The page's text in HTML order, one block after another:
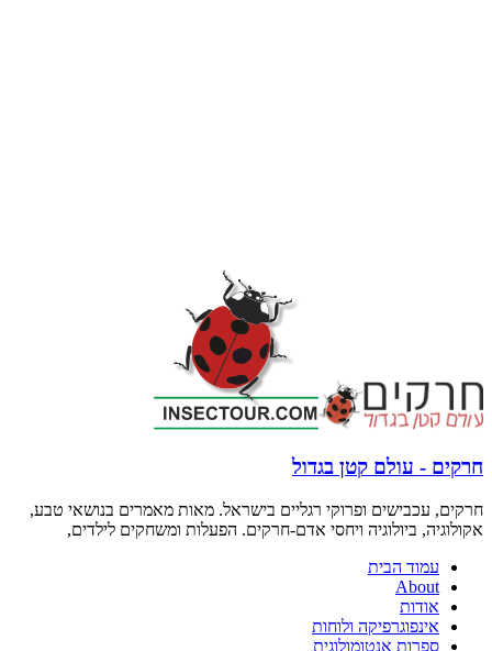
חרקים - עולם קטן בגדול
חרקים, עכבישים ופרוקי רגליים בישראל. מאות מאמרים בנושאי טבע,
אקולוגיה, ביולוגיה ויחסי אדם-חרקים. הפעלות ומשחקים לילדים,
עמוד הבית
About
אודות
אינפוגרפיקה ולוחות
ספרות אנטומולוגית